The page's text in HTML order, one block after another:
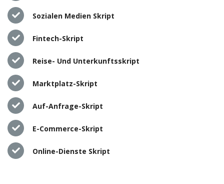
Sozialen Medien Skript
Fintech-Skript
Reise- Und Unterkunftsskript
Marktplatz-Skript
Auf-Anfrage-Skript
E-Commerce-Skript
Online-Dienste Skript